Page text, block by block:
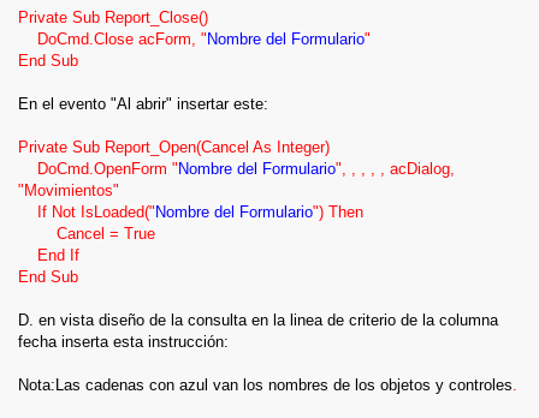
Private Sub Report_Close()
DoCmd.Close acForm, " Nombre del Formulario"
End Sub
En el evento "Al abrir" insertar este:
Private Sub Report_Open(Cancel As Integer)
DoCmd.OpenForm " Nombre del Formulario", , , , , acDialog,
"Movimientos"
If Not IsLoaded(" Nombre del Formulario") Then
Cancel = True
End If
End Sub
D. en vista diseño de la consulta en la linea de criterio de la columna
fecha inserta esta instrucción:
Nota:Las cadenas con azul van los nombres de los objetos y controles.
registro que coincida con el valor buscado
En este ejemplo, la búsqueda la realizaremos en una tabla
llamada clientes y a la ves esta tabla tiene los campos:
Id (autonumerico)
Cuenta (numerico)
Nombre (Texto)
Ahora creamos un formulario que tenga como orígen la tabla
clientes, le agregamos los campos cuenta y nombre, despues
le insertarmos un TextBox independiente y un botón de
comando y al TextBox lo llamamos buscar
El Formulario quedara asi:
Cuenta (de la tabla)
Nombre (de la tabla)
TexBox1 (Independiente)= buscar